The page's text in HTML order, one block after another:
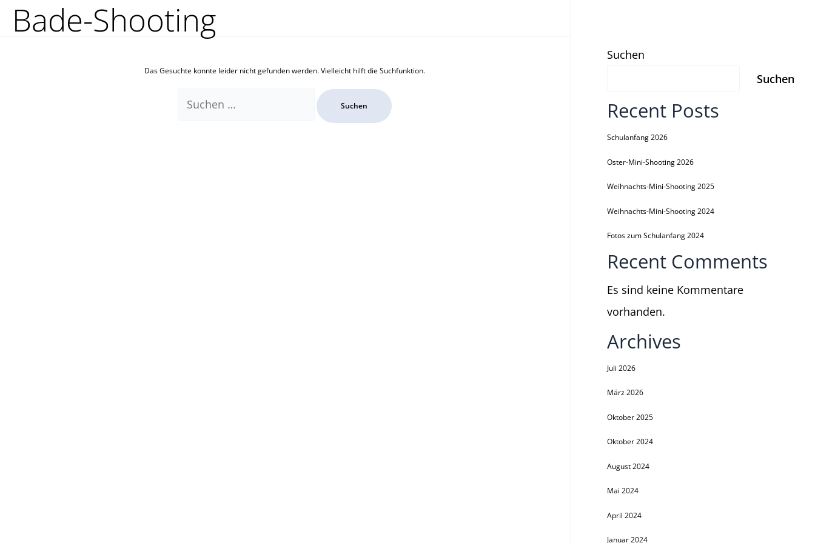
Inhalt
springenBade-Shooting
Das Gesuchte konnte leider nicht gefunden werden. Vielleicht hilft die Suchfunktion.
nach:
Suchen
Suchen
Recent Posts
Schulanfang 2026
Oster-Mini-Shooting 2026
Weihnachts-Mini-Shooting 2025
Weihnachts-Mini-Shooting 2024
Fotos zum Schulanfang 2024
Recent Comments
Es sind keine Kommentare
vorhanden.
Archives
Juli 2026
März 2026
Oktober 2025
Oktober 2024
August 2024
Mai 2024
April 2024
Januar 2024